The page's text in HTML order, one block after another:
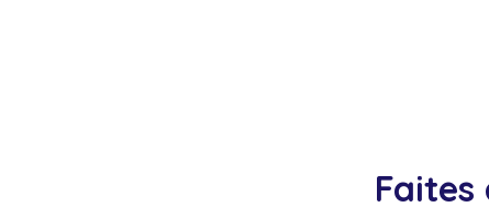
Faites